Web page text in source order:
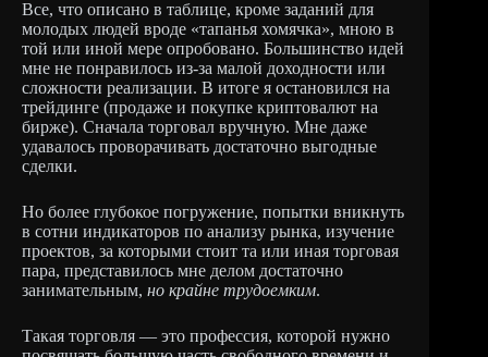
Все, что описано в таблице, кроме заданий для
молодых людей вроде «тапанья хомячка», мною в
той или иной мере опробовано. Большинство идей
мне не понравилось из-за малой доходности или
сложности реализации. В итоге я остановился на
трейдинге (продаже и покупке криптовалют на
бирже). Сначала торговал вручную. Мне даже
удавалось проворачивать достаточно выгодные
сделки.
Но более глубокое погружение, попытки вникнуть
в сотни индикаторов по анализу рынка, изучение
проектов, за которыми стоит та или иная торговая
пара, представилось мне делом достаточно
занимательным, но крайне трудоемким.
Такая торговля — это профессия, которой нужно